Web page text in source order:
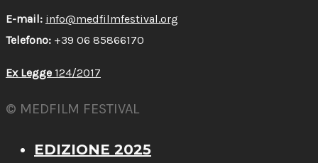
E-mail: info@medfilmfestival.org
Telefono: +39 06 85866170
Ex Legge 124/2017
© MEDFILM FESTIVAL
EDIZIONE 2025